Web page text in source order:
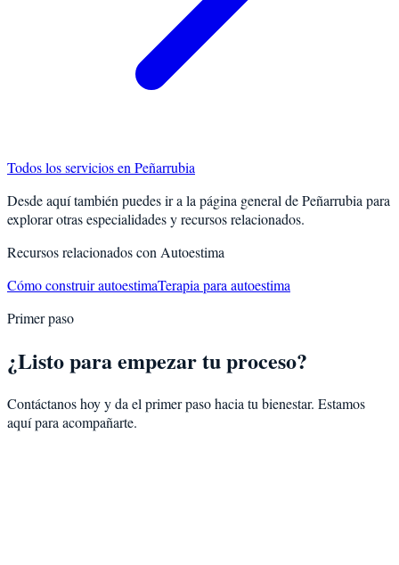
Todos los servicios en Peñarrubia
Desde aquí también puedes ir a la página general dePeñarrubia para
explorar otras especialidades y recursos relacionados.
Recursos relacionados con Autoestima
Cómo construir autoestimaTerapia para autoestima
Primer paso
¿Listo para empezar tu proceso?
Contáctanos hoy y da el primer paso hacia tu bienestar. Estamos
aquí para acompañarte.